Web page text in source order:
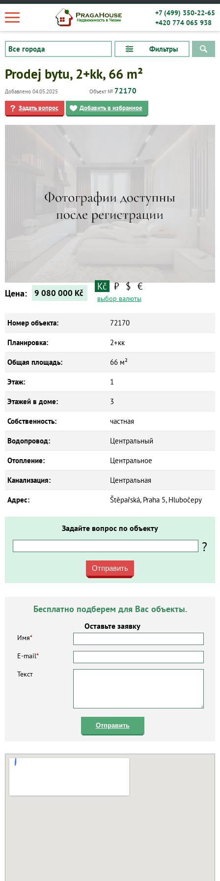
+7 (499) 350-22-65
+420 774 065 938
Фильтры
Prodej bytu, 2+kk, 66 m²
Добавлено 04.05.2025 Объект № 72170
Задать вопрос Добавить в избранное
Цена: 9 080 000 Kč
Kč ₽ $ €
выбор валюты
Номер объекта: 72170
Планировка: 2+кк
Общая площадь: 66 м²
Этаж: 1
Этажей в доме: 3
Собственность: частная
Водопровод: Центральный
Отопление: Центральное
Канализация: Центральная
Адрес: Štěpařská, Praha 5, Hlubočepy
Задайте вопрос по объекту
?
Отправить
Бесплатно подберем для Вас объекты.
Оставьте заявку
Имя*
E-mail*
Текст
Отправить